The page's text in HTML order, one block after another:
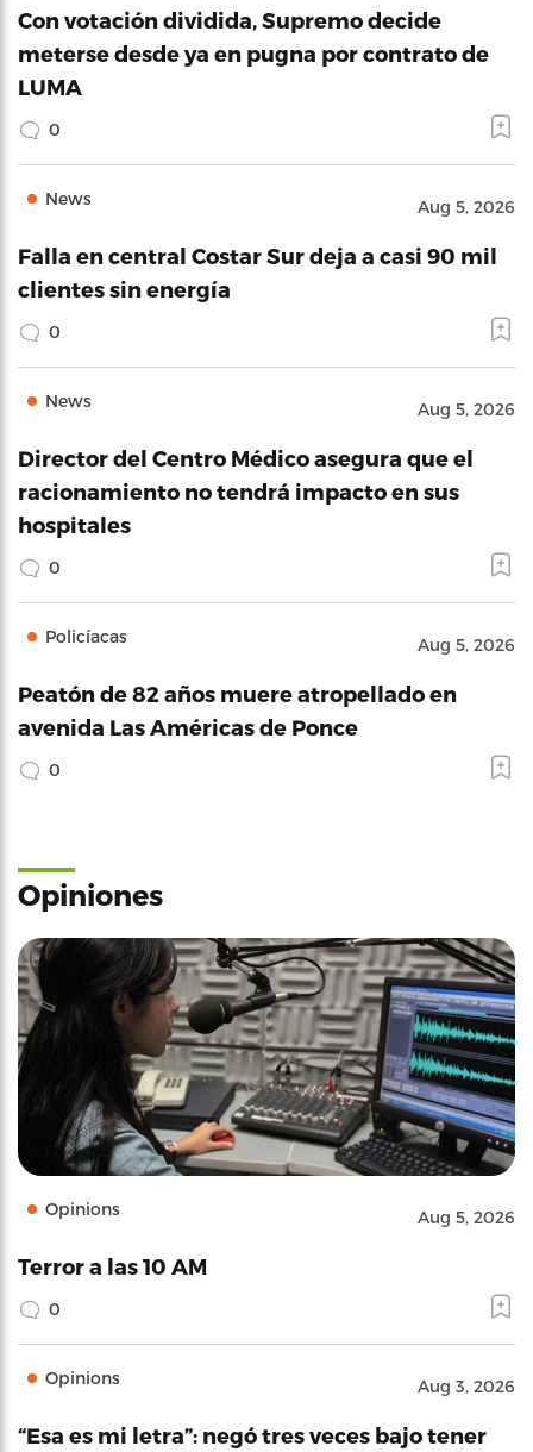
Con votación dividida, Supremo decide
meterse desde ya en pugna por contrato de
LUMA
0
News Aug 5, 2026
Falla en central Costar Sur deja a casi 90 mil
clientes sin energía
0
News Aug 5, 2026
Director del Centro Médico asegura que el
racionamiento no tendrá impacto en sus
hospitales
0
Policíacas Aug 5, 2026
Peatón de 82 años muere atropellado en
avenida Las Américas de Ponce
0
Opiniones
Opinions Aug 5, 2026
Terror a las 10 AM
0
Opinions Aug 3, 2026
“Esa es mi letra”: negó tres veces bajo tener